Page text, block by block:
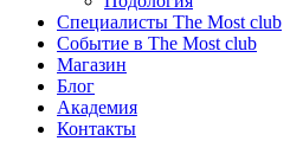
Специалисты The Most club
Событие в The Most club
Магазин
Блог
Академия
Контакты